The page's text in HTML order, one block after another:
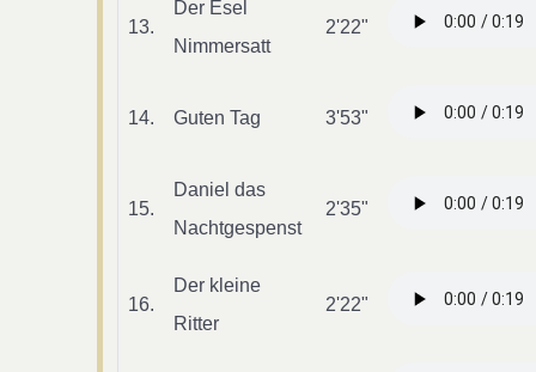
13.
Der Esel
Nimmersatt
2'22"
14. Guten Tag 3'53"
15.
Daniel das
Nachtgespenst
2'35"
16.
Der kleine
Ritter
2'22"